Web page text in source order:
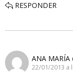
RESPONDER
ANA MARÍA
22/01/2013 a